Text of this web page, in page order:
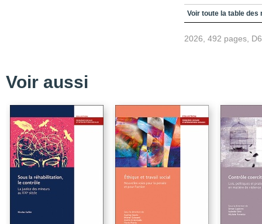
Remerciements
Introduction / La
La pertinence de
Le positionnement de
La description de
Partie I. Le travail
Partie II. La pratique
Voir toute la table des
2026, 492 pages,
Voir aussi